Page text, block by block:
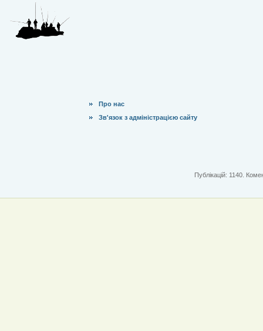
Про нас
Зв'язок з адміністрацією сайту
Публікацій: 1140.